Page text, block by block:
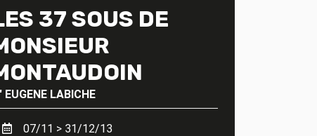
37 SOUS DE
EUGENE LABICHE
07/11 > 31/12/13